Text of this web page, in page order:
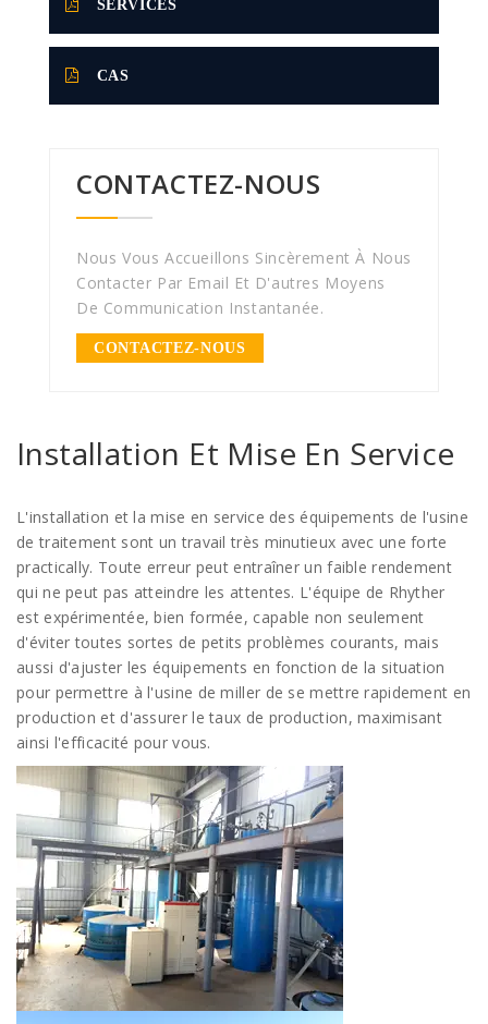
SERVICES
CAS
CONTACTEZ-NOUS
Nous Vous Accueillons Sincèrement À Nous
Contacter Par Email Et D'autres Moyens
De Communication Instantanée.
CONTACTEZ-NOUS
Installation Et Mise En Service
L'installation et la mise en service des équipements de l'usine
de traitement sont un travail très minutieux avec une forte
practically. Toute erreur peut entraîner un faible rendement
qui ne peut pas atteindre les attentes. L'équipe de Rhyther
est expérimentée, bien formée, capable non seulement
d'éviter toutes sortes de petits problèmes courants, mais
aussi d'ajuster les équipements en fonction de la situation
pour permettre à l'usine de miller de se mettre rapidement en
production et d'assurer le taux de production, maximisant
ainsi l'efficacité pour vous.